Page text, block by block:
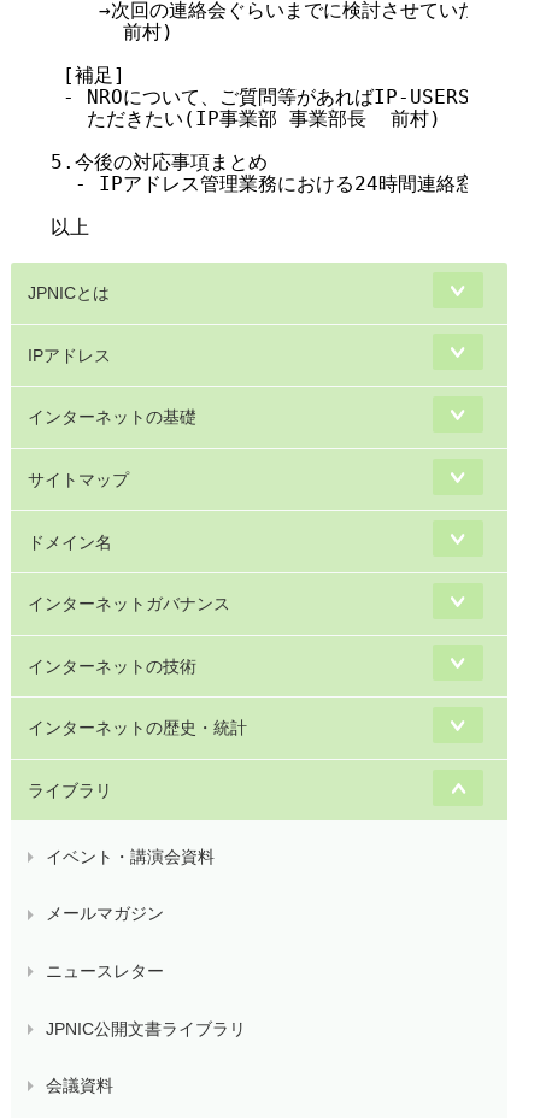
→次回の連絡会ぐらいまでに検討させていただき
      前村)
[補足]
- NROについて、ご質問等があればIP-USERSのメー
   ただきたい(IP事業部 事業部長  前村)
5.今後の対応事項まとめ
- IPアドレス管理業務における24時間連絡窓口の設
以上
JPNICとは
IPアドレス
インターネットの基礎
サイトマップ
ドメイン名
インターネットガバナンス
インターネットの技術
インターネットの歴史・統計
ライブラリ
イベント・講演会資料
メールマガジン
ニュースレター
JPNIC公開文書ライブラリ
会議資料